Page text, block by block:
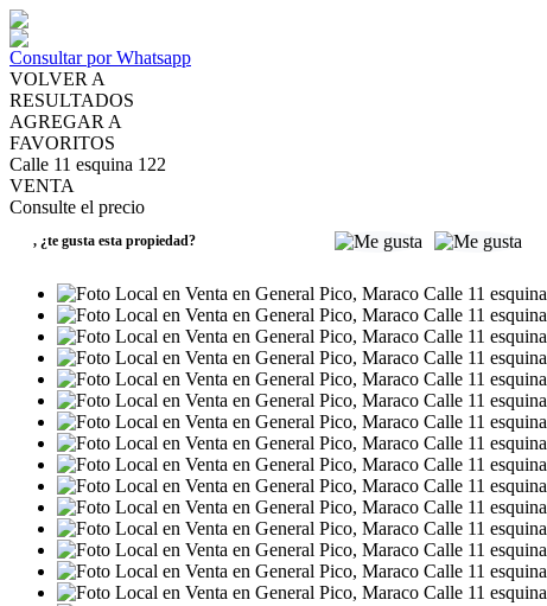
Consultar por Whatsapp
VOLVER A
RESULTADOS
AGREGAR A
FAVORITOS
Calle 11 esquina 122
VENTA
Consulte el precio
, ¿te gusta esta propiedad?